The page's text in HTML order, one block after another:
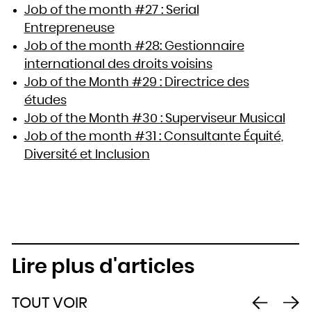
Job of the month #27 : Serial
Entrepreneuse
Job of the month #28: Gestionnaire
international des droits voisins
Job of the Month #29 : Directrice des
études
Job of the Month #30 : Superviseur Musical
Job of the month #31 : Consultante Équité,
Diversité et Inclusion
Lire plus d'articles
TOUT VOIR